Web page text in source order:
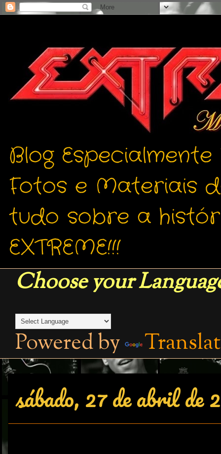
Blog
Fotos e Materiais
tudo sobre a
EXTREME!!!
Choose your
Powered by
sábado, 27 de abril de